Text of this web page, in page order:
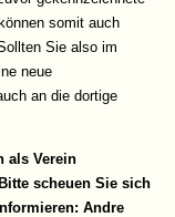
somit auch
Sie also im
neue
an die dortige
als Verein
scheuen Sie sich
Andre